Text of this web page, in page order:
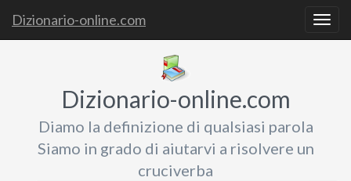
Dizionario-online.com
Dizionario-online.com
Diamo la definizione di qualsiasi parola
Siamo in grado di aiutarvi a risolvere un
cruciverba